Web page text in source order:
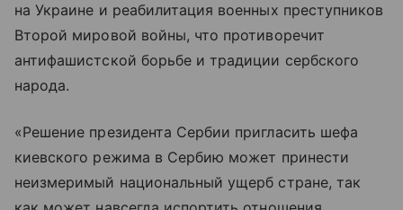
на Украине и реабилитация военных преступников
Второй мировой войны, что противоречит
антифашистской борьбе и традиции сербского
народа.
«Решение президента Сербии пригласить шефа
киевского режима в Сербию может принести
неизмеримый национальный ущерб стране, так